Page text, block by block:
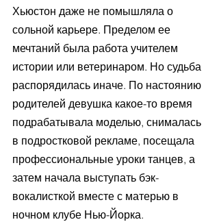
Хьюстон даже не помышляла о
сольной карьере. Пределом ее
мечтаний была работа учителем
истории или ветеринаром. Но судьба
распорядилась иначе. По настоянию
родителей девушка какое-то время
подрабатывала моделью, снималась
в подростковой рекламе, посещала
профессиональные уроки танцев, а
затем начала выступать бэк-
вокалисткой вместе с матерью в
ночном клубе Нью-Йорка.